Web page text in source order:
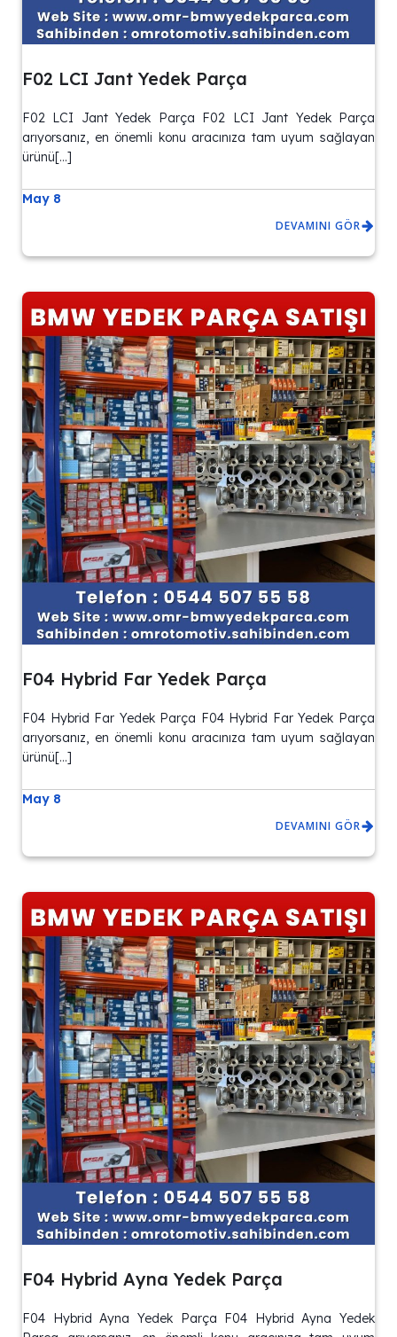
F02 LCI Jant Yedek Parça
F02 LCI Jant Yedek Parça F02 LCI Jant Yedek Parça
arıyorsanız, en önemli konu aracınıza tam uyum sağlayan
ürünü[…]
May 8
DEVAMINI GÖR
F04 Hybrid Far Yedek Parça
F04 Hybrid Far Yedek Parça F04 Hybrid Far Yedek Parça
arıyorsanız, en önemli konu aracınıza tam uyum sağlayan
ürünü[…]
May 8
DEVAMINI GÖR
F04 Hybrid Ayna Yedek Parça
F04 Hybrid Ayna Yedek Parça F04 Hybrid Ayna Yedek